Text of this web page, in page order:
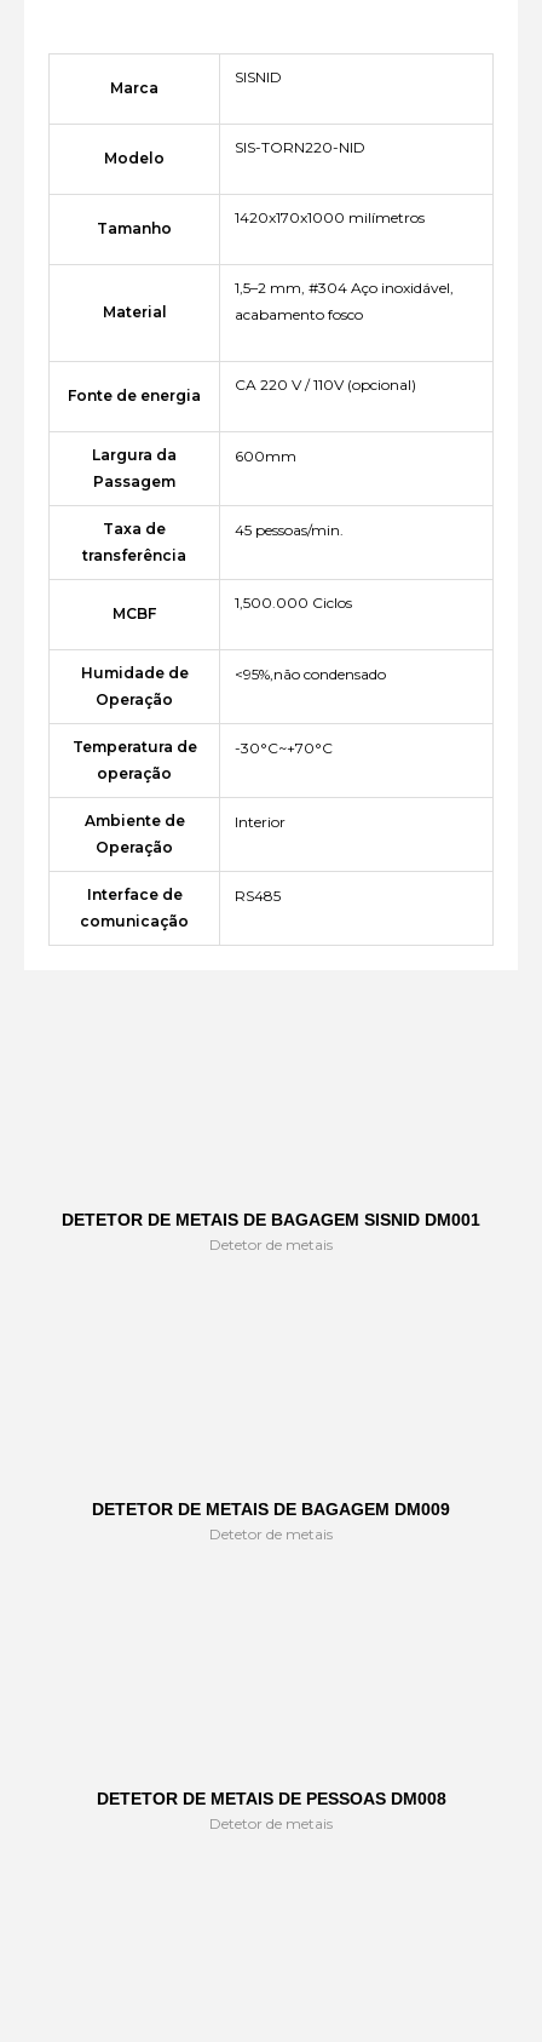
Marca
SISNID
Modelo
SIS-TORN220-NID
Tamanho
1420x170x1000 milímetros
Material
1,5–2 mm, #304 Aço inoxidável,
acabamento fosco
Fonte de energia
CA 220 V / 110V (opcional)
Largura da
Passagem
600mm
Taxa de
transferência
45 pessoas/min.
MCBF
1,500.000 Ciclos
Humidade de
Operação
<95%,não condensado
Temperatura de
operação
-30°C~+70°C
Ambiente de
Operação
Interior
Interface de
comunicação
RS485
DETETOR DE METAIS DE BAGAGEM SISNID DM001
Detetor de metais
DETETOR DE METAIS DE BAGAGEM DM009
Detetor de metais
DETETOR DE METAIS DE PESSOAS DM008
Detetor de metais